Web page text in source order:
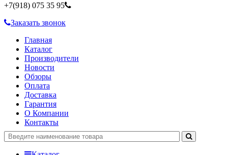
+7(918) 075 35 95
Заказать звонок
Главная
Каталог
Производители
Новости
Обзоры
Оплата
Доставка
Гарантия
О Компании
Контакты